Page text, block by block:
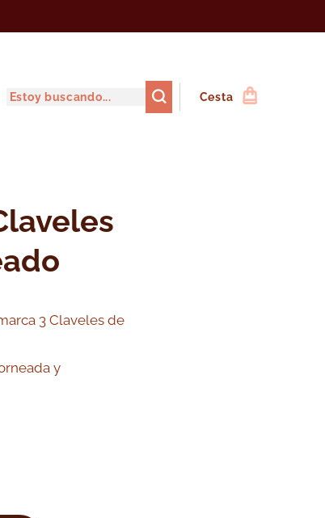
Cesta
3 Claveles de
y